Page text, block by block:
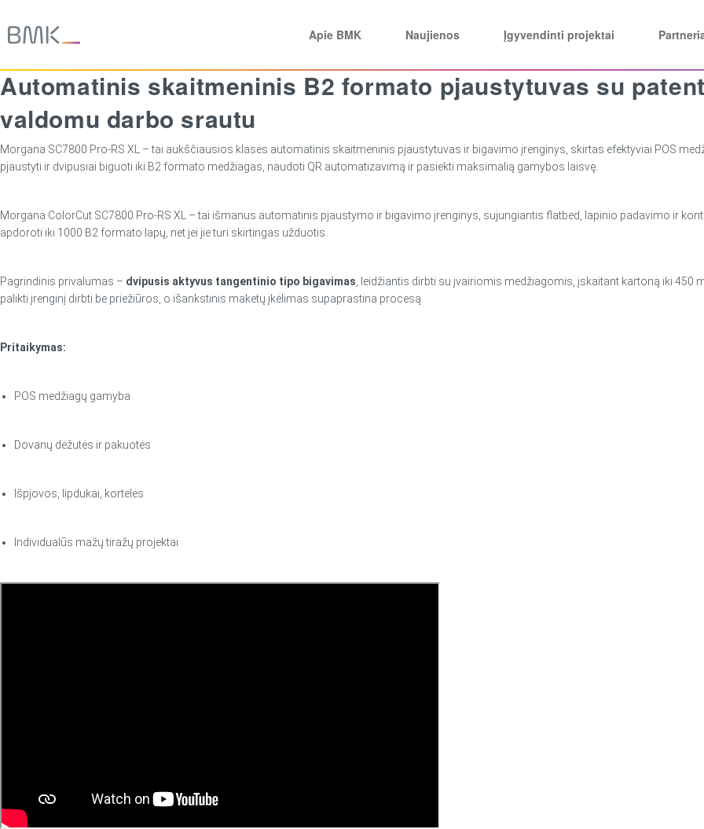
Apie BMK Naujienos Įgyvendinti projektai
Automatinis skaitmeninis B2 formato pjaustytuvas su
valdomu darbo srautu
Morgana SC7800 Pro-RS XL – tai aukščiausios klasės automatinis skaitmeninis pjaustytuvas ir bigavimo įrenginys, skirtas efektyviai POS
pjaustyti ir dvipusiai biguoti iki B2 formato medžiagas, naudoti QR automatizavimą ir pasiekti maksimalią gamybos laisvę.
Morgana ColorCut SC7800 Pro-RS XL – tai išmanus automatinis pjaustymo ir bigavimo įrenginys, sujungiantis flatbed, lapinio padavimo ir
apdoroti iki 1000 B2 formato lapų, net jei jie turi skirtingas užduotis.
Pagrindinis privalumas – dvipusis aktyvus tangentinio tipo bigavimas , leidžiantis dirbti su įvairiomis medžiagomis, įskaitant kartoną iki 450
palikti įrenginį dirbti be priežiūros, o išankstinis maketų įkėlimas supaprastina procesą.
Pritaikymas:
POS medžiagų gamyba
Dovanų dėžutės ir pakuotės
Išpjovos, lipdukai, kortelės
Individualūs mažų tiražų projektai